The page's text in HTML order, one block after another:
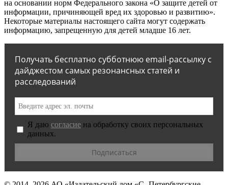
на основании норм Федерального закона «О защите детей от
информации, причиняющей вред их здоровью и развитию».
Некоторые материалы настоящего сайта могут содержать
информацию, запрещенную для детей младше 16 лет.
Получать бесплатно субботнюю email-рассылку с
дайджестом самых резонансных статей и
расследований
Я даю согласие на обработку своих персональных
данных.